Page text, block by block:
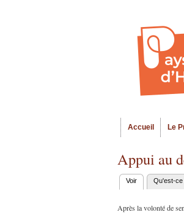
Menu principal
Accueil Le
Appui au
Onglets
principaux
Voir (onglet actif)
Qu'est-ce
Après la volonté de